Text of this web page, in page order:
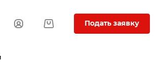
Подать заявку